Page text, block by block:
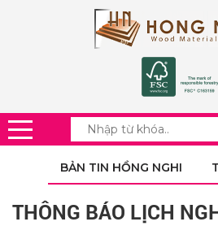
BẢN TIN HỒNG NGHI
THÔNG BÁO LỊCH